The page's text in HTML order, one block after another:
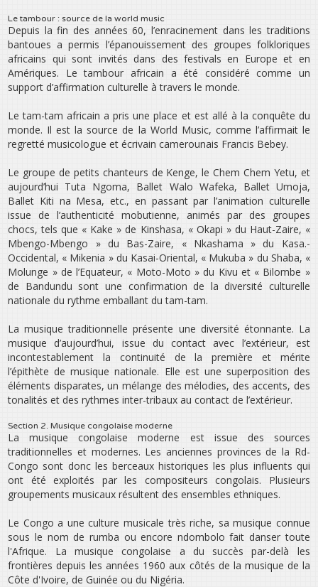
Le tambour : source de la world music
Depuis la fin des années 60, l’enracinement dans les traditions
bantoues a permis l’épanouissement des groupes folkloriques
africains qui sont invités dans des festivals en Europe et en
Amériques. Le tambour africain a été considéré comme un
support d’affirmation culturelle à travers le monde.
Le tam-tam africain a pris une place et est allé à la conquête du
monde. Il est la source de la World Music, comme l’affirmait le
regretté musicologue et écrivain camerounais Francis Bebey.
Le groupe de petits chanteurs de Kenge, le Chem Chem Yetu, et
aujourd’hui Tuta Ngoma, Ballet Walo Wafeka, Ballet Umoja,
Ballet Kiti na Mesa, etc., en passant par l’animation culturelle
issue de l’authenticité mobutienne, animés par des groupes
chocs, tels que « Kake » de Kinshasa, « Okapi » du Haut-Zaire, «
Mbengo-Mbengo » du Bas-Zaire, « Nkashama » du Kasa.-
Occidental, « Mikenia » du Kasai-Oriental, « Mukuba » du Shaba, «
Molunge » de l’Equateur, « Moto-Moto » du Kivu et « Bilombe »
de Bandundu sont une confirmation de la diversité culturelle
nationale du rythme emballant du tam-tam.
La musique traditionnelle présente une diversité étonnante. La
musique d’aujourd’hui, issue du contact avec l’extérieur, est
incontestablement la continuité de la première et mérite
l’épithète de musique nationale. Elle est une superposition des
éléments disparates, un mélange des mélodies, des accents, des
tonalités et des rythmes inter-tribaux au contact de l’extérieur.
Section 2. Musique congolaise moderne
La musique congolaise moderne est issue des sources
traditionnelles et modernes. Les anciennes provinces de la Rd-
Congo sont donc les berceaux historiques les plus influents qui
ont été exploités par les compositeurs congolais. Plusieurs
groupements musicaux résultent des ensembles ethniques.
Le Congo a une culture musicale très riche, sa musique connue
sous le nom de rumba ou encore ndombolo fait danser toute
l'Afrique. La musique congolaise a du succès par-delà les
frontières depuis les années 1960 aux côtés de la musique de la
Côte d'Ivoire, de Guinée ou du Nigéria.